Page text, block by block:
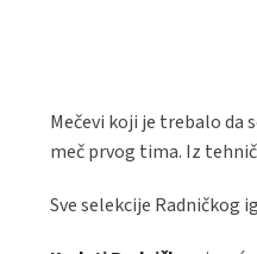
Mečevi koji je trebalo da
meč prvog tima. Iz
Sve selekcije Radničkog